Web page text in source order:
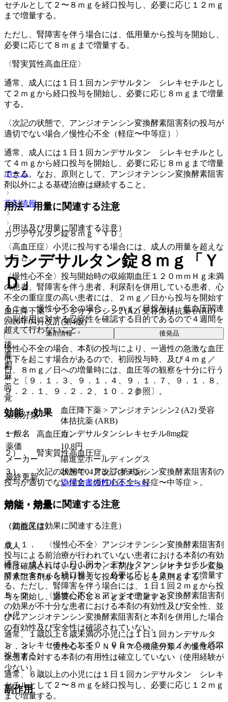
セチルとして２〜８ｍｇを経口投与し、必要に応じ１２ｍｇ
まで増量する。
ただし、腎障害を伴う場合には、低用量から投与を開始し、
必要に応じて８ｍｇまで増量する。
〈腎実質性高血圧症〉
通常、成人には１日１回カンデサルタン シレキセチルとし
て２ｍｇから経口投与を開始し、必要に応じ８ｍｇまで増量
する。
〈次記の状態で、アンジオテンシン変換酵素阻害剤の投与が
適切でない場合／慢性心不全（軽症〜中等症）〉
通常、成人には１日１回カンデサルタン シレキセチルとし
て４ｍｇから経口投与を開始し、必要に応じ８ｍｇまで増量
できる。なお、原則として、アンジオテンシン変換酵素阻害
剤以外による基礎治療は継続すること。
用法・用量に関連する注意
（用法及び用量に関連する注意）
〈高血圧症〉小児に投与する場合には、成人の用量を超えな
いこと。
〈慢性心不全〉投与開始時の収縮期血圧１２０ｍｍＨｇ未満
の患者、腎障害を伴う患者、利尿剤を併用している患者、心
不全の重症度の高い患者には、２ｍｇ／日から投与を開始す
ること。慢性心不全の場合、２ｍｇ／日投与は、低血圧関連
の副作用に対する忍容性を確認する目的であるので４週間を
超えて行わないこと。
慢性心不全の場合、本剤の投与により、一過性の急激な血圧
低下を起こす場合があるので、初回投与時、及び４ｍｇ／
日、８ｍｇ／日への増量時には、血圧等の観察を十分に行う
こと〔９．１．３、９．１．４、９．１．７、９．１．８、
９．２．１、９．２．２、１０．２参照〕。
効能・効果
１）． 高血圧症。
２）． 腎実質性高血圧症。
３）． 次記の状態で、アンジオテンシン変換酵素阻害剤の
投与が適切でない場合：慢性心不全＜軽症〜中等症＞。
効能・効果に関連する注意
（効能又は効果に関連する注意）
５．１． 〈慢性心不全〉アンジオテンシン変換酵素阻害剤
投与による前治療が行われていない患者における本剤の有効
性は確認されていないので、本剤は、アンジオテンシン変換
酵素阻害剤から切り替えて投与することを原則とする。
５．２． 〈慢性心不全〉アンジオテンシン変換酵素阻害剤
の効果が不十分な患者における本剤の有効性及び安全性、並
びにアンジオテンシン変換酵素阻害剤と本剤を併用した場合
の有効性及び安全性は確認されていない。
５．３． 〈慢性心不全〉ＮＹＨＡ心機能分類４の慢性心不
全患者に対する本剤の有用性は確立していない（使用経験が
少ない）。
副作用
ホーム
薬剤情報
カンデサルタン錠８ｍｇ「ＹＤ」
カンデサルタン錠８ｍｇ「Ｙ
Ｄ」
血圧降下薬 > アンジオテンシン2 (A2) 受容体拮抗薬 (ARB)
2026年04月改訂(第4版)
薬剤情報 後発品
後
毒
劇
麻
向
覚
薬効分類
血圧降下薬 > アンジオテンシン2 (A2) 受容
体拮抗薬 (ARB)
一般名
カンデサルタンシレキセチル8mg錠
薬価
10.8円
メーカー
陽進堂ホールディングス
最終更新
2026年04月改訂(第4版)
添付文書のPDFはこちら
用法・用量
〈高血圧症〉
成人
通常、成人には１日１回カンデサルタン シレキセチルとし
て４〜８ｍｇを経口投与し、必要に応じ１２ｍｇまで増量す
る。ただし、腎障害を伴う場合には、１日１回２ｍｇから投
与を開始し、必要に応じ８ｍｇまで増量する。
小児
通常、１歳以上６歳未満の小児には１日１回カンデサルタ
ン シレキセチルとして０．０５〜０．３ｍｇ／ｋｇを経口
投与する。
通常、６歳以上の小児には１日１回カンデサルタン シレキ
セチルとして２〜８ｍｇを経口投与し、必要に応じ１２ｍｇ
まで増量する。